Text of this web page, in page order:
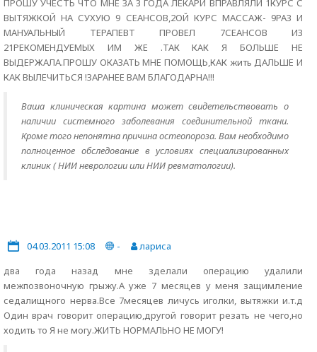
ПРОШУ УЧЕСТЬ ЧТО МНЕ ЗА 3 ГОДА ЛЕКАРИ ВПРАВЛЯЛИ 1КУРС С
ВЫТЯЖКОЙ НА СУХУЮ 9 СЕАНСОВ,2ОЙ КУРС МАССАЖ- 9РАЗ И
МАНУАЛЬНЫЙ ТЕРАПЕВТ ПРОВЕЛ 7СЕАНСОВ ИЗ
21РЕКОМЕНДУЕМЫХ ИМ ЖЕ .ТАК КАК Я БОЛЬШЕ НЕ
ВЫДЕРЖАЛА.ПРОШУ ОКАЗАТЬ МНЕ ПОМОЩЬ,КАК жить ДАЛЬШЕ И
КАК ВЫЛЕЧИТЬСЯ !ЗАРАНЕЕ ВАМ БЛАГОДАРНА!!!
Ваша клиническая картина может свидетельствовать о
наличии системного заболевания соединительной ткани.
Кроме того непонятна причина остеопороза. Вам необходимо
полноценное обследование в условиях специализированных
клиник ( НИИ неврологии или НИИ ревматологии).
04.03.2011 15:08 -
лариса
два года назад мне зделали операцию удалили
межпозвоночную грыжу.А уже 7 месяцев у меня защимление
седалищного нерва.Все 7месяцев личусь иголки, вытяжки и.т.д
Один врач говорит операцию,другой говорит резать не чего,но
ходить то Я не могу.ЖИТЬ НОРМАЛЬНО НЕ МОГУ!